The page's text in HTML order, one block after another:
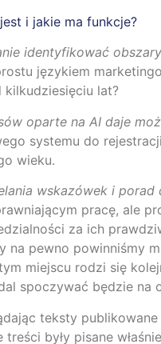
i jakie ma funkcje?
identyfikować
językiem
kilkudziesięciu lat?
oparte na AI daje
systemu do
wieku.
wskazówek i
pracę, ale
za ich
pewno powinniśmy
miejscu rodzi się
spoczywać będzie
teksty
były pisane